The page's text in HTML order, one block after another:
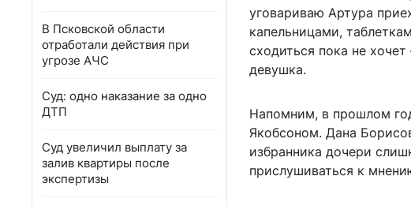
В Псковской области
отработали действия при
угрозе АЧС
Суд: одно наказание за одно
ДТП
Суд увеличил выплату за
залив квартиры после
экспертизы
уговариваю Артура
капельницами,
сходиться пока не
девушка.
Напомним, в прошлом
Якобсоном. Дана
избранника дочери
прислушиваться к